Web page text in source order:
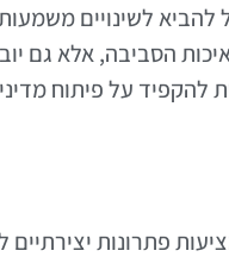
לשינויים
הסביבה, אלא גם
להקפיד על פיתוח